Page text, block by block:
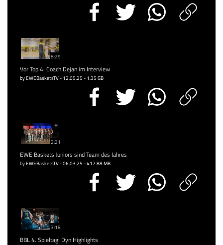
8:29
Vor Top 4: Coach Dejan im Interview
by EWEBasketsTV - 12.05.25 - 1.35 GB
2:21
EWE Baskets Juniors sind Team des Jahres
by EWEBasketsTV - 06.03.25 - 417.88 MB
3:18
BBL 4. Spieltag: Dyn Highlights